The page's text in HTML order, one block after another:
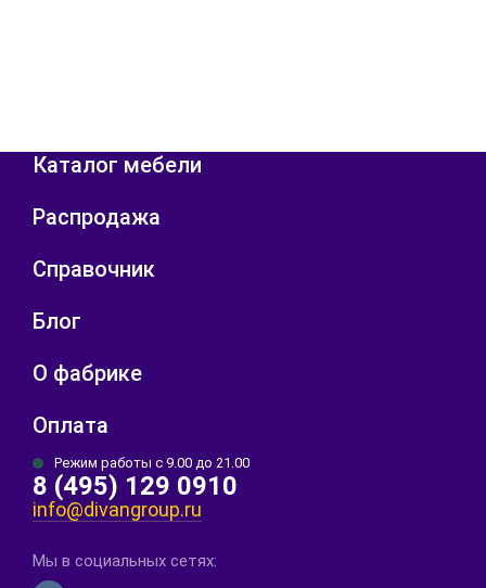
Каталог мебели
Распродажа
Справочник
Блог
О фабрике
Оплата
Режим работы с 9.00 до 21.00
8 (495) 129 0910
info@divangroup.ru
Мы в социальных сетях: